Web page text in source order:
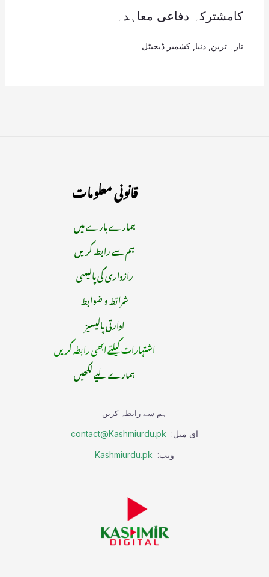
کامشترکہ دفاعی معاہدہ
تازہ ترین دنیا کشمیر ڈیجیٹل
قانونی معلومات
ہمارے بارے میں
ہم سے رابطہ کریں
رازداری کی پالیسی
شرائط و ضوابط
ادارتی پالیسیز
اشتہارات کیلئے ابھی رابطہ کریں
ہمارے لیے لکھیں
ہم سے رابطہ کریں
ای میل: contact@Kashmiurdu.pk
ویب: Kashmiurdu.pk